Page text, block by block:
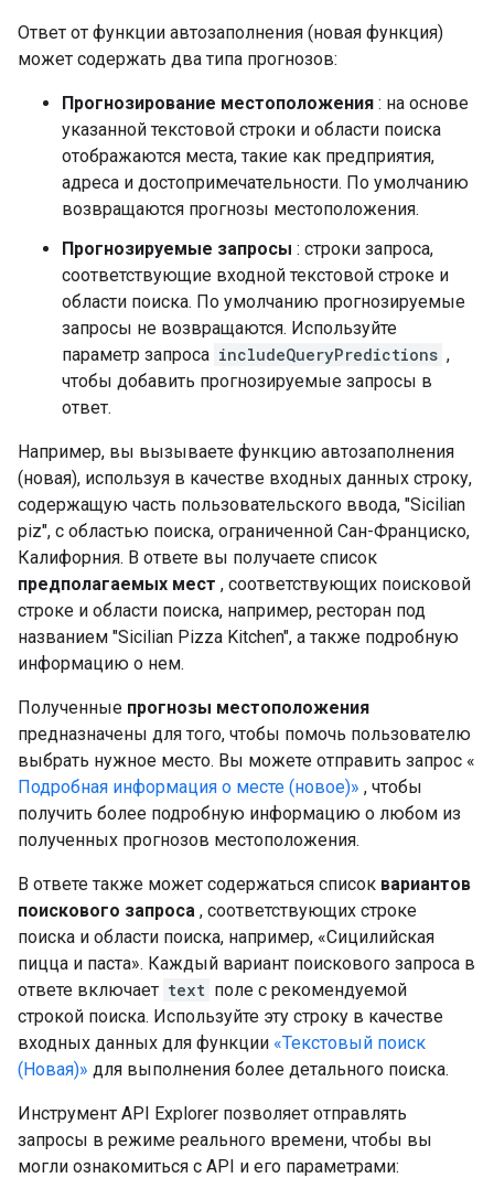
Ответ от функции автозаполнения (новая функция)
может содержать два типа прогнозов:
Прогнозирование местоположения : на основе
указанной текстовой строки и области поиска
отображаются места, такие как предприятия,
адреса и достопримечательности. По умолчанию
возвращаются прогнозы местоположения.
Прогнозируемые запросы : строки запроса,
соответствующие входной текстовой строке и
области поиска. По умолчанию прогнозируемые
запросы не возвращаются. Используйте
параметр запроса includeQueryPredictions ,
чтобы добавить прогнозируемые запросы в
ответ.
Например, вы вызываете функцию автозаполнения
(новая), используя в качестве входных данных строку,
содержащую часть пользовательского ввода, "Sicilian
piz", с областью поиска, ограниченной Сан-Франциско,
Калифорния. В ответе вы получаете список
предполагаемых мест , соответствующих поисковой
строке и области поиска, например, ресторан под
названием "Sicilian Pizza Kitchen", а также подробную
информацию о нем.
Полученные прогнозы местоположения
предназначены для того, чтобы помочь пользователю
выбрать нужное место. Вы можете отправить запрос «
Подробная информация о месте (новое)» , чтобы
получить более подробную информацию о любом из
полученных прогнозов местоположения.
В ответе также может содержаться список вариантов
поискового запроса , соответствующих строке
поиска и области поиска, например, «Сицилийская
пицца и паста». Каждый вариант поискового запроса в
ответе включает text поле с рекомендуемой
строкой поиска. Используйте эту строку в качестве
входных данных для функции «Текстовый поиск
(Новая)» для выполнения более детального поиска.
Инструмент API Explorer позволяет отправлять
запросы в режиме реального времени, чтобы вы
могли ознакомиться с API и его параметрами: